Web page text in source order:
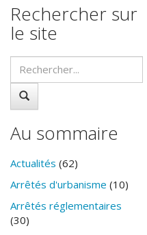
Rechercher sur
le site
Au sommaire
Actualités (62)
Arrêtés d'urbanisme (10)
Arrêtés réglementaires
(30)